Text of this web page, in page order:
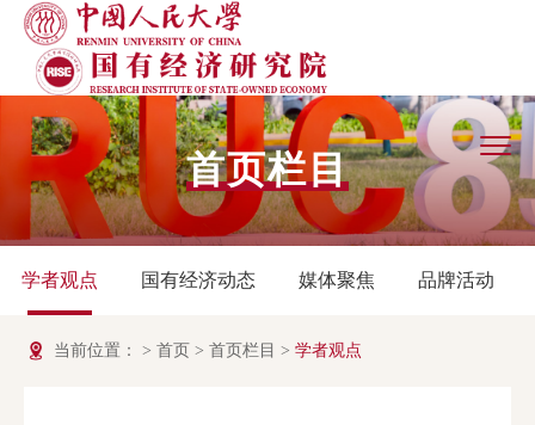
首页栏目
学者观点 国有经济动态 媒体聚焦 品牌活动
当前位置： > 首页 > 首页栏目 > 学者观点